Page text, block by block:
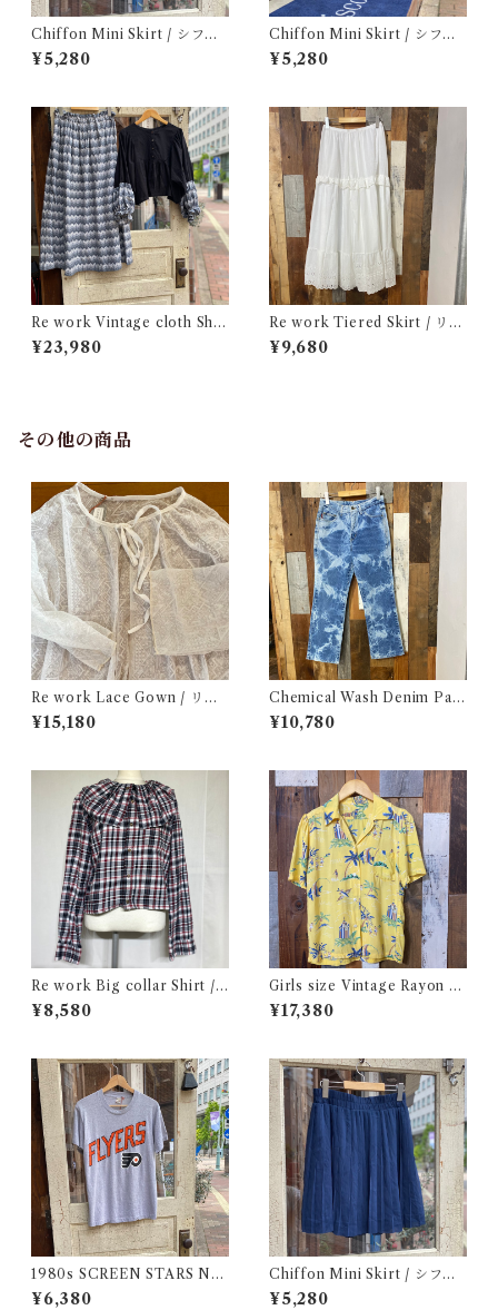
Chiffon Mini Skirt / シフォ
ン ミニ プリーツ スカート 古
着
¥5,280
Chiffon Mini Skirt / シフォ
ン ミニ スカート 古着
¥5,280
Re work Vintage cloth Shir
t & Skirt Set up / ヴィンテー
ジ クロス シャツ & ロングス
¥23,980
Re work Tiered Skirt / リワ
ーク ティアード スカート 古着
¥9,680
その他の商品
Re work Lace Gown / リワ
ーク レース ガウン 古着
¥15,180
Chemical Wash Denim Pant
s / ケミカル デニム パンツ 古
着
¥10,780
Re work Big collar Shirt /
リワーク ビックカラー シャツ
古着
¥8,580
Girls size Vintage Rayon H
awaiian Shirt / ガールズ サイ
ズ ヴィンテージ レーヨン ハワ
¥17,380
1980s SCREEN STARS NF
L FLYERS Print Tee / 80年
¥6,380
Chiffon Mini Skirt / シフォ
ン ミニ プリーツ スカート 古
¥5,280